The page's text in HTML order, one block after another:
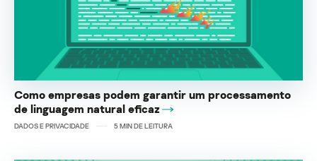
Como empresas podem garantir um processamento
de linguagem natural eficaz
DADOS E PRIVACIDADE 5MIN DE LEITURA